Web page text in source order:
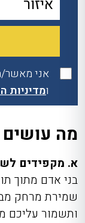
אני
ומדיניות
מה
א. מקפידים
בני אדם מתוך
שמירת מרחק
ותשמור עליכם